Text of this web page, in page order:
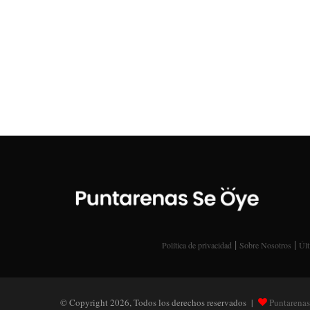
Política de privacidad | Sobre Nosotros |
© Copyright 2026, Todos los derechos reservados |